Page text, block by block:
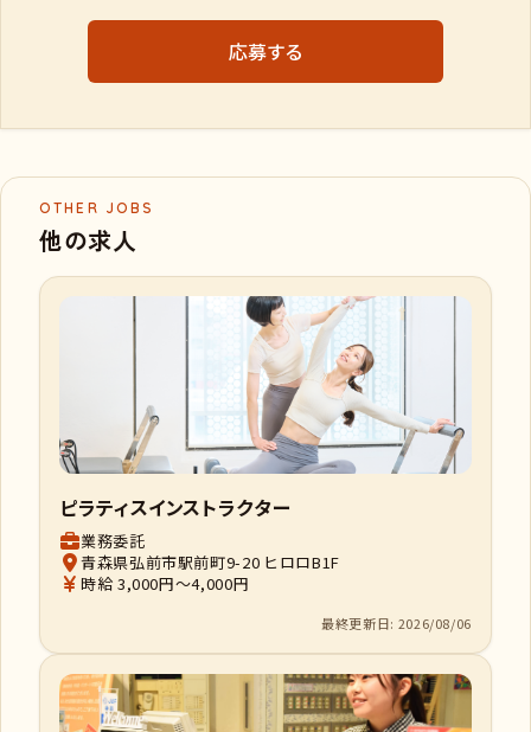
応募する
OTHER JOBS
他の求人
ピラティスインストラクター
業務委託
青森県弘前市駅前町9-20 ヒロロB1F
時給 3,000円～4,000円
最終更新日: 2026/08/06